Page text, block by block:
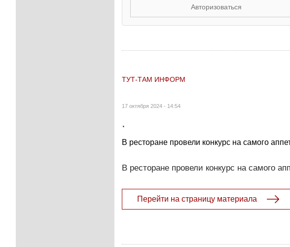
Авторизоваться
ТУТ-ТАМ ИНФОРМ
17 октября 2024 - 14:54
.
В ресторане провели конкурс на самого
В ресторане провели конкурс на самого
Перейти на страницу материала